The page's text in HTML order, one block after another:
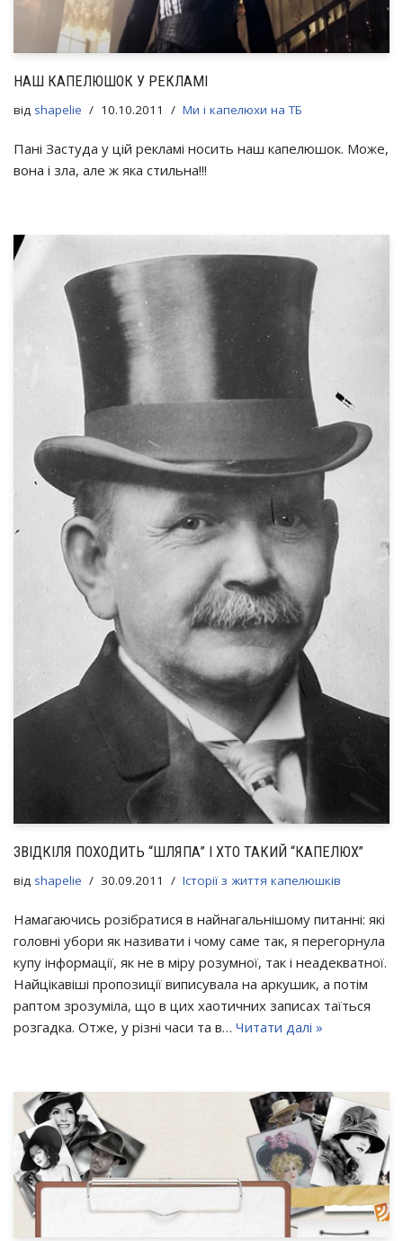
НАШ КАПЕЛЮШОК У РЕКЛАМІ
від shapelie 10.10.2011 Ми і капелюхи на ТБ
Пані Застуда у цій рекламі носить наш капелюшок. Може,
вона і зла, але ж яка стильна!!!
ЗВІДКІЛЯ ПОХОДИТЬ “ШЛЯПА” І ХТО ТАКИЙ “КАПЕЛЮХ”
від shapelie 30.09.2011 Історії з життя капелюшків
Намагаючись розібратися в найнагальнішому питанні: які
головні убори як називати і чому саме так, я перегорнула
купу інформації, як не в міру розумної, так і неадекватної.
Найцікавіші пропозиції виписувала на аркушик, а потім
раптом зрозуміла, що в цих хаотичних записах таїться
розгадка. Отже, у різні часи та в… Читати далі »